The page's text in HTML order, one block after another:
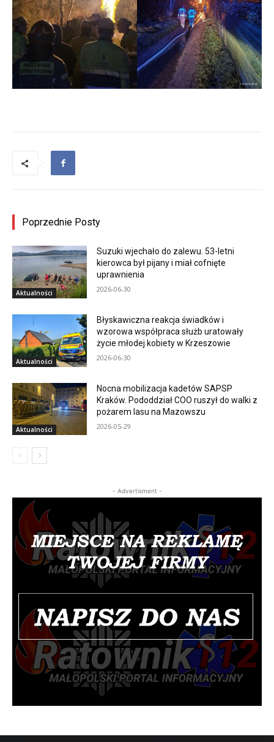
Poprzednie Posty
Aktualności
Suzuki wjechało do zalewu. 53-letni
kierowca był pijany i miał cofnięte
uprawnienia
2026-06-30
Aktualności
Błyskawiczna reakcja świadków i
wzorowa współpraca służb uratowały
życie młodej kobiety w Krzeszowie
2026-06-30
Aktualności
Nocna mobilizacja kadetów SAPSP
Kraków. Pododdział COO ruszył do walki z
pożarem lasu na Mazowszu
2026-05-29
- Advertisment -